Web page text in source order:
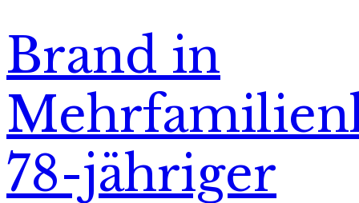
Brand in
78-jähriger